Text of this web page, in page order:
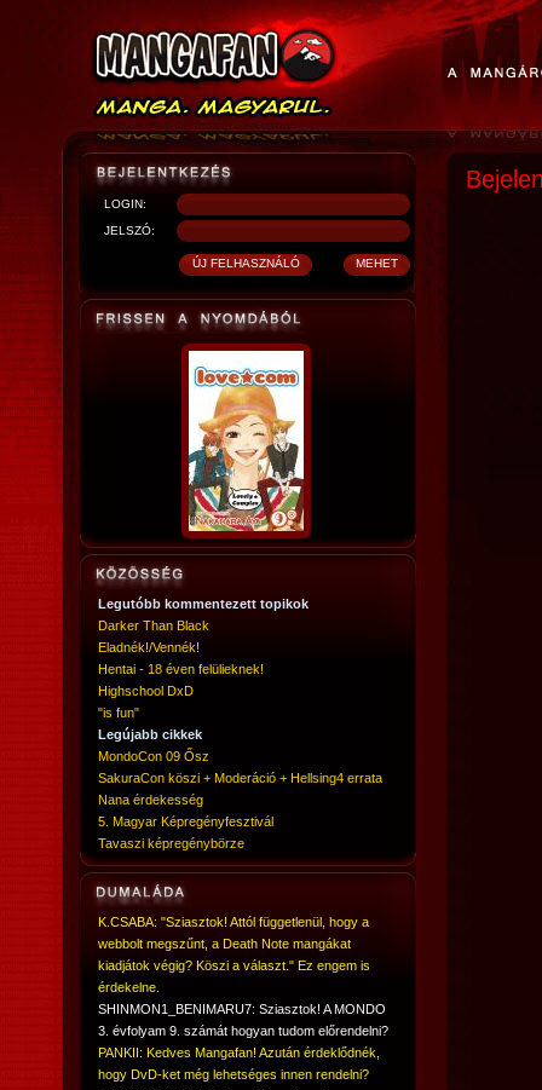
LOGIN:
JELSZÓ:
Legutóbb kommentezett topikok
Darker Than Black
Eladnék!/Vennék!
Hentai - 18 éven felülieknek!
Highschool DxD
"is fun"
Legújabb cikkek
MondoCon 09 Ősz
SakuraCon köszi + Moderáció + Hellsing4 errata
Nana érdekesség
5. Magyar Képregényfesztivál
Tavaszi képregénybörze
K.CSABA: "Sziasztok! Attól függetlenül, hogy a
webbolt megszűnt, a Death Note mangákat
kiadjátok végig? Köszi a választ." Ez engem is
érdekelne.
SHINMON1_BENIMARU7: Sziasztok! A MONDO
3. évfolyam 9. számát hogyan tudom előrendelni?
PANKII: Kedves Mangafan! Azután érdeklődnék,
hogy DvD-ket még lehetséges innen rendelni?